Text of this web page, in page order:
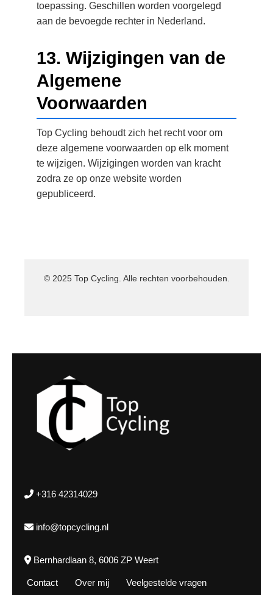
toepassing. Geschillen worden voorgelegd
aan de bevoegde rechter in Nederland.
13. Wijzigingen van de
Algemene
Voorwaarden
Top Cycling behoudt zich het recht voor om
deze algemene voorwaarden op elk moment
te wijzigen. Wijzigingen worden van kracht
zodra ze op onze website worden
gepubliceerd.
© 2025 Top Cycling. Alle rechten voorbehouden.
+316 42314029
info@topcycling.nl
Bernhardlaan 8, 6006 ZP Weert
Contact Over mij Veelgestelde vragen